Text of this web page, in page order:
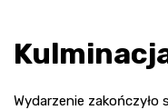
Wydarzenie